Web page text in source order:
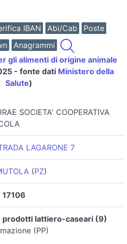
IBAN Abi/Cab
Poste
Anagrammi
gli alimenti di origine animale
- fonte dati Ministero della
Salute)
SOCIETA' COOPERATIVA
LAGARONE 7
(PZ)
17106
prodotti lattiero-caseari (9)
(PP)